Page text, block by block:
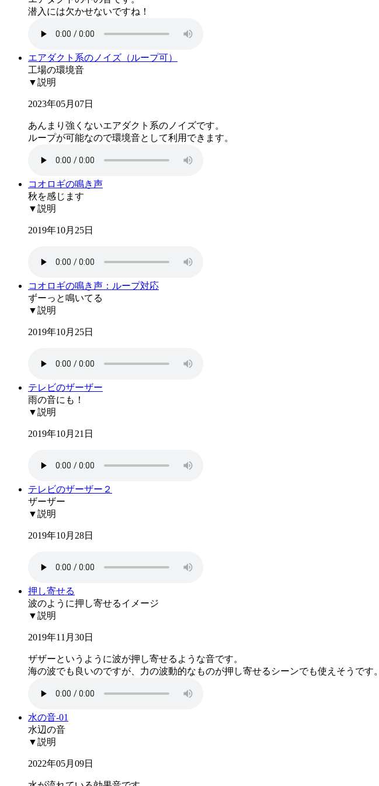
潜入には欠かせないですね！
エアダクト系のノイズ（ループ可）
工場の環境音
▼説明
2023年05月07日
あんまり強くないエアダクト系のノイズです。
ループが可能なので環境音として利用できます。
コオロギの鳴き声
秋を感じます
▼説明
2019年10月25日
コオロギの鳴き声：ループ対応
ずーっと鳴いてる
▼説明
2019年10月25日
テレビのザーザー
雨の音にも！
▼説明
2019年10月21日
テレビのザーザー２
ザーザー
▼説明
2019年10月28日
押し寄せる
波のように押し寄せるイメージ
▼説明
2019年11月30日
ザザーというように波が押し寄せるような音です。
海の波でも良いのですが、力の波動的なものが押し寄せるシーンでも使えそうです。
水の音-01
水辺の音
▼説明
2022年05月09日